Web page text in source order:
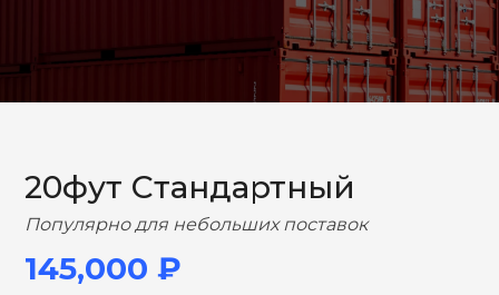
НАЗАД ВПЕРЕД
20фут Стандартный
Популярно для небольших поставок
145,000 ₽